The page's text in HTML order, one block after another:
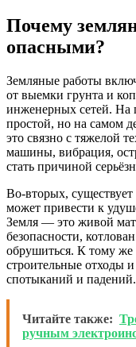
Почему
опасными?
Земляные работы
от выемки грунта и
инженерных сетей. На
простой, но на самом
это связно с тяжелой
машины, вибрация,
стать причиной
Во-вторых,
может привести к
Земля — это живой
безопасности,
обрушиться. К тому же
строительные отходы
спотыканий и падений.
Читайте также:
ручным